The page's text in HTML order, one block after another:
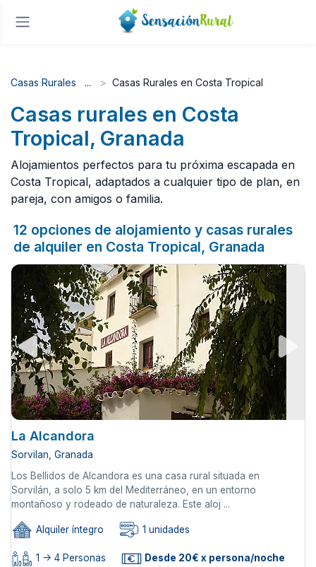
Casas Rurales Casas Rurales en Costa Tropical
Casas rurales en Costa
Tropical, Granada
Alojamientos perfectos para tu próxima escapada en
Costa Tropical, adaptados a cualquier tipo de plan, en
pareja, con amigos o familia.
12 opciones de alojamiento y casas rurales
de alquiler en Costa Tropical, Granada
La Alcandora
Sorvilan, Granada
Los Bellidos de Alcandora es una casa rural situada en
Sorvilán, a solo 5 km del Mediterráneo, en un entorno
montañoso y rodeado de naturaleza. Este aloj ...
Alquiler íntegro 1 unidades
1 -> 4 Personas Desde 20€ x persona/noche